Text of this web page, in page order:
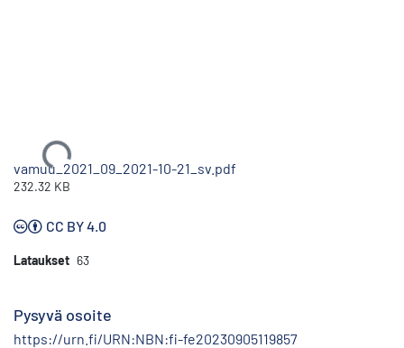
Ladataan...
vamuu_2021_09_2021-10-21_sv.pdf
232.32 KB
CC BY 4.0
Lataukset 63
Pysyvä osoite
https://urn.fi/URN:NBN:fi-fe20230905119857